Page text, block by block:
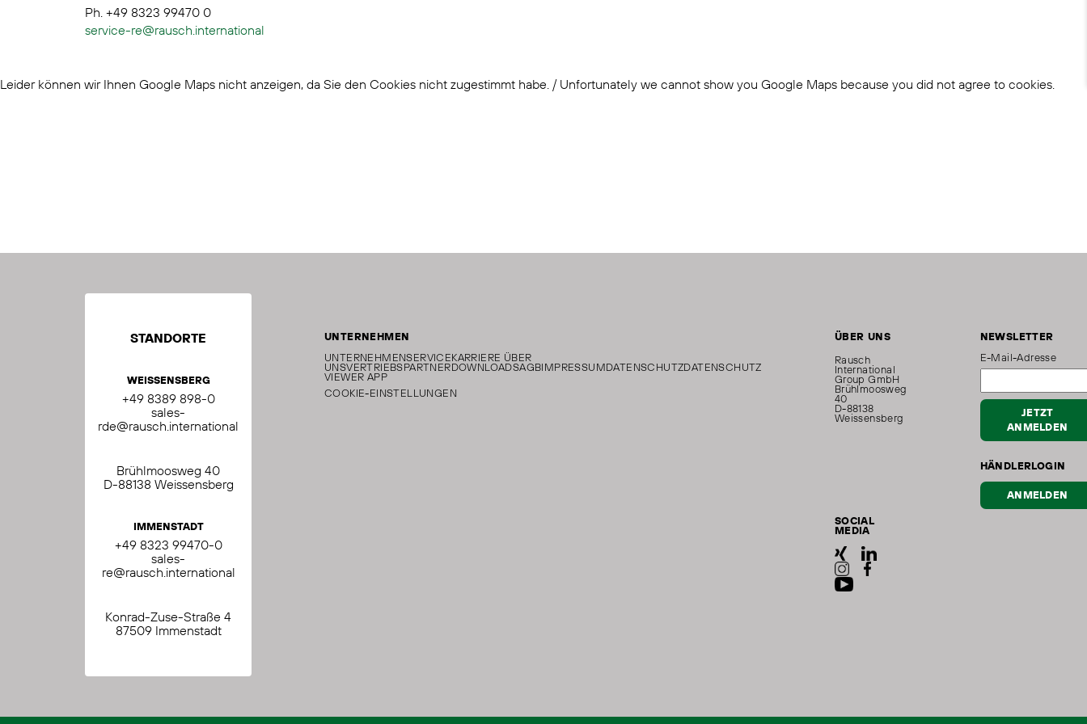
Ph. +49 8323 99470 0
service-re@rausch.international
Leider können wir Ihnen Google Maps nicht anzeigen, da Sie den Cookies nicht zugestimmt habe. / Unfortunately we cannot show you Google Maps because you did not agree to cookies.
STANDORTE
WEISSENSBERG
+49 8389 898-0
sales-
rde@rausch.international
Brühlmoosweg 40
D-88138 Weissensberg
IMMENSTADT
+49 8323 99470-0
sales-
re@rausch.international
Konrad-Zuse-Straße 4
87509 Immenstadt
UNTERNEHMEN
UNTERNEHMENSERVICEKARRIERE ÜBER
UNSVERTRIEBSPARTNERDOWNLOADSAGBIMPRESSUMDATENSCHUTZDATENSCHUTZ
VIEWER APP
COOKIE-EINSTELLUNGEN
ÜBER UNS
Rausch
International
Group GmbH
Brühlmoosweg
40
D-88138
Weissensberg
SOCIAL
MEDIA
NEWSLETTER
E-Mail-Adresse
JETZT
ANMELDEN
HÄNDLERLOGIN
ANMELDEN